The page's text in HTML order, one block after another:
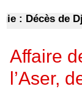
Décès de
Affaire
l’Aser,